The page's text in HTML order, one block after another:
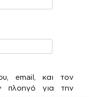
email, και τον
πλοηγό για την